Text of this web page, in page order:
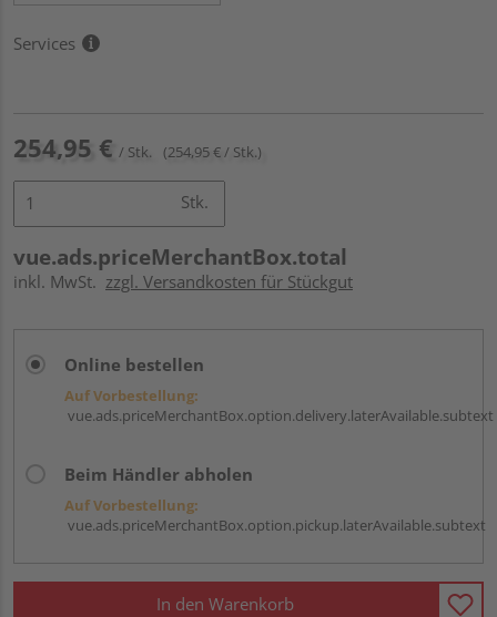
Services
254,95 € / Stk. (254,95 € / Stk.)
Stk.
vue.ads.priceMerchantBox.total
inkl. MwSt. zzgl. Versandkosten für Stückgut
Online bestellen
Auf Vorbestellung:
vue.ads.priceMerchantBox.option.delivery.laterAvailable.subtext
Beim Händler abholen
Auf Vorbestellung:
vue.ads.priceMerchantBox.option.pickup.laterAvailable.subtext
In den Warenkorb